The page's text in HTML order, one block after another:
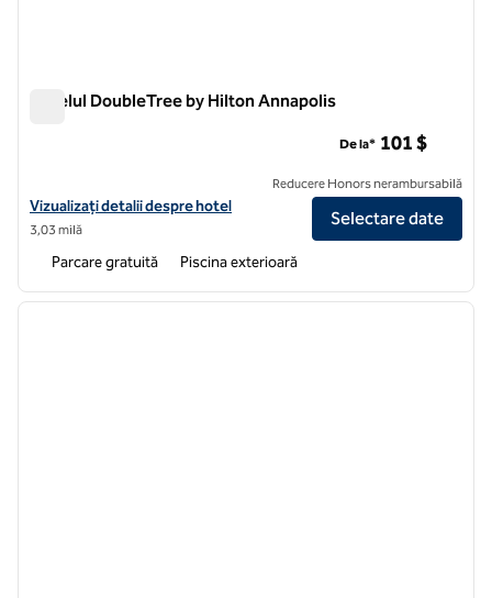
Hotelul DoubleTree by Hilton Annapolis
Vizualizați detaliile hotelului DoubleTree by Hilton, Annapolis
Vizualizați detalii despre hotel
3,03 milă
De la* 101 $
Reducere Honors nerambursabilă
Selectare date
Parcare gratuită Piscina exterioară
1 din 12